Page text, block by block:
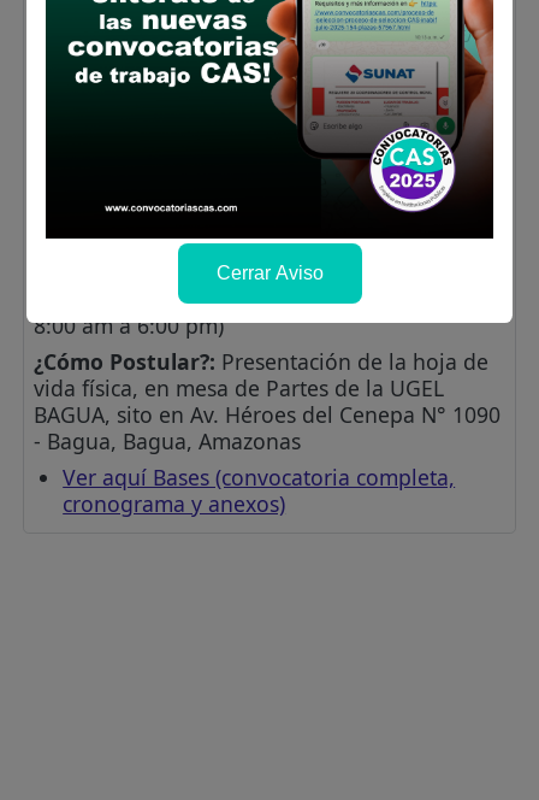
Nota: Cada curso de especialización deben
tener no menos de 24 horas de
capacitación y los diplomados no menos de
Contabilidad Gubernamental, Gestión
Publica,SIAF-SP, SIGA MEF.
Lugar de labores:UNIDAD DE GESTIÓN
S/. 3,500.00 Soles
Plazo para postular:17 de julio de 2026 (De
8:00 am a 6:00 pm)
¿Cómo Postular?: Presentación de la hoja de
vida física, en mesa de Partes de la UGEL
BAGUA, sito en Av. Héroes del Cenepa N° 1090
- Bagua, Bagua, Amazonas
Ver aquí Bases (convocatoria completa,
cronograma y anexos)
Cerrar Aviso